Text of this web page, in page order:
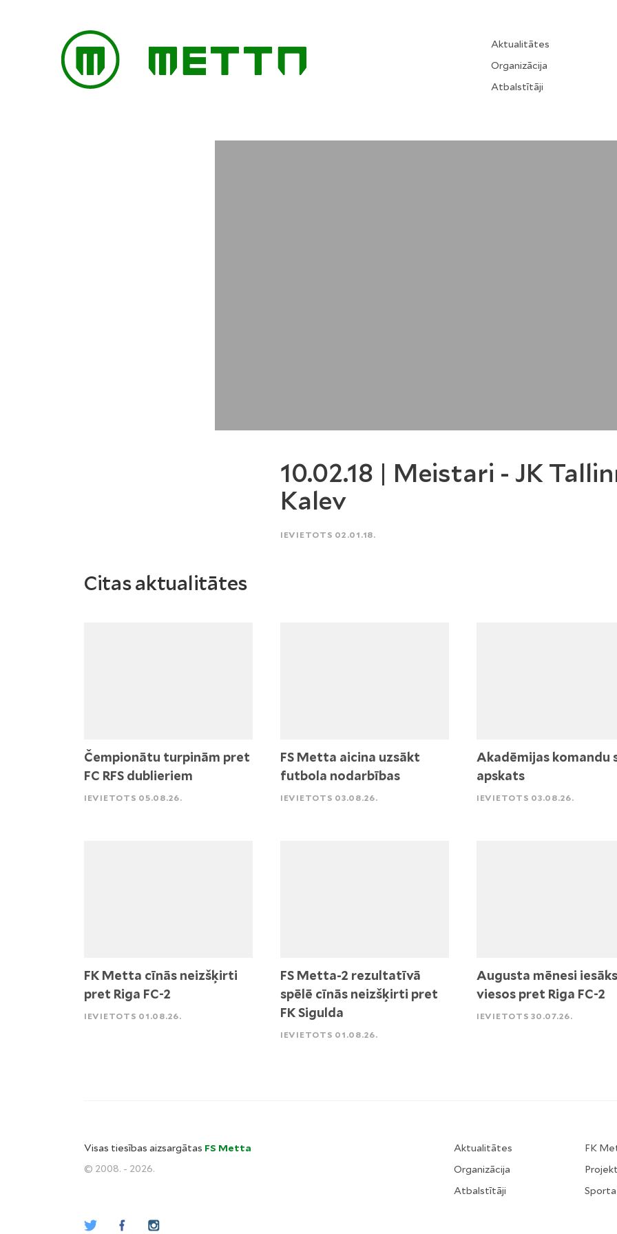
Aktualitātes
Organizācija
Atbalstītāji
10.02.18 | Meistari - JK
Kalev
IEVIETOTS 02.01.18.
Citas aktualitātes
Čempionātu turpinām pret
FC RFS dublieriem
IEVIETOTS 05.08.26.
FS Metta aicina uzsākt
futbola nodarbības
IEVIETOTS 03.08.26.
Akadēmijas komandu
apskats
IEVIETOTS 03.08.26.
FK Metta cīnās neizšķirti
pret Riga FC-2
IEVIETOTS 01.08.26.
FS Metta-2 rezultatīvā
spēlē cīnās neizšķirti pret
FK Sigulda
IEVIETOTS 01.08.26.
Augusta mēnesi
viesos pret Riga FC-2
IEVIETOTS 30.07.26.
Visas tiesības aizsargātas FS Metta
© 2008. - 2026.
Aktualitātes
Organizācija
Atbalstītāji
FK